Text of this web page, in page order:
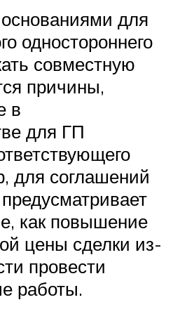
для
одностороннего
совместную
причины,
в
для ГП
для соглашений
как повышение
цены сделки из-
провести
работы.